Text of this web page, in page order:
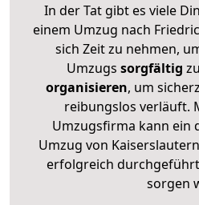
In der Tat gibt es viele
einem Umzug nach
sich Zeit zu nehmen,
Umzugs sorgfältig zu
organisieren, um
reibungslos verläuft.
Umzugsfirma kann ein
Umzug von
erfolgreich
sorgen